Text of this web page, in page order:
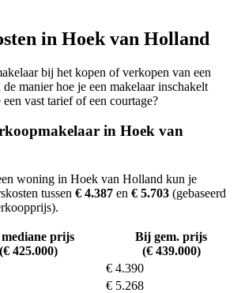
in Hoek van Holland
bij het kopen of verkopen van een
manier hoe je een makelaar inschakelt
vast tarief of een courtage?
in Hoek van
woning in Hoek van Holland kun je
tussen € 4.387 en € 5.703 (gebaseerd
prijs
(€ 425.000)
Bij gem. prijs
(€ 439.000)
€ 4.390
€ 5.268